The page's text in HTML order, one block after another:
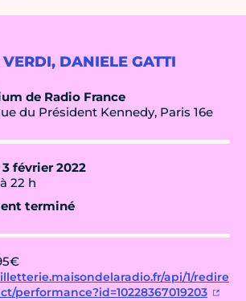
DANIELE GATTI
de Radio France
du Président Kennedy, Paris 16e
février 2022
22 h
terminé
api/1/redire
performance?id=10228367019203